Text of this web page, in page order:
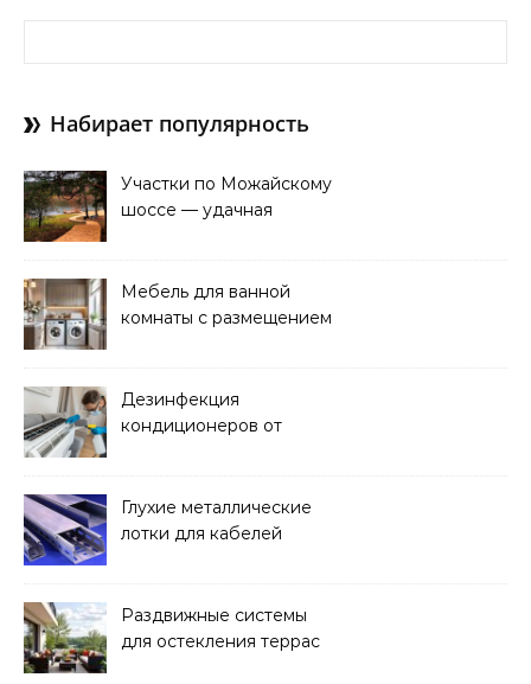
Набирает популярность
Участки по Можайскому
шоссе — удачная
Мебель для ванной
комнаты с размещением
Дезинфекция
кондиционеров от
Глухие металлические
лотки для кабелей
Раздвижные системы
для остекления террас